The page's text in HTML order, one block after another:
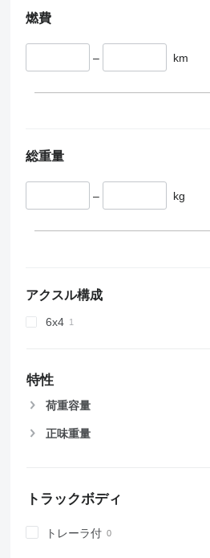
燃費
– km
総重量
– kg
アクスル構成
6x4
特性
荷重容量
正味重量
トラックボディ
トレーラ付